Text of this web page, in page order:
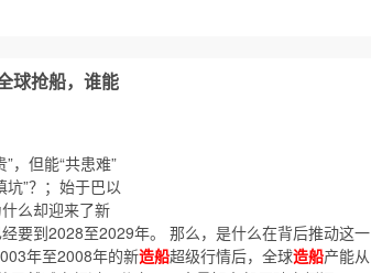
球抢船，谁能
，但能“共患难”
”？；始于巴以
么却迎来了新
到2028至2029年。 那么，是什么在背后推动这一
年至2008年的新造船超级行情后，全球造船产能从